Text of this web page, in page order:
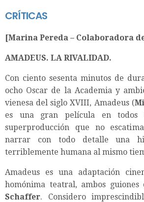
CRÍTICAS
[Marina Pereda – Colaboradora
AMADEUS. LA RIVALIDAD.
Con ciento sesenta minutos de
ocho Oscar de la Academia y
vienesa del siglo XVIII, Amadeus (
es una gran película en todos
superproducción que no
narrar con todo detalle una
terriblemente humana al mismo
Amadeus es una adaptación
homónima teatral, ambos guiones
Schaffer. Considero